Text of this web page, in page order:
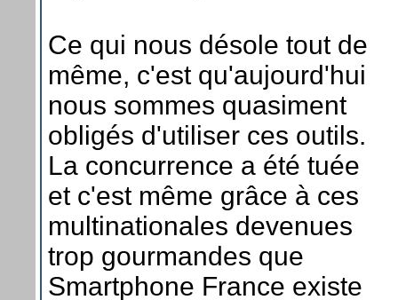
Ce qui nous désole tout de
même, c'est qu'aujourd'hui
nous sommes quasiment
obligés d'utiliser ces outils.
La concurrence a été tuée
et c'est même grâce à ces
multinationales devenues
trop gourmandes que
Smartphone France existe